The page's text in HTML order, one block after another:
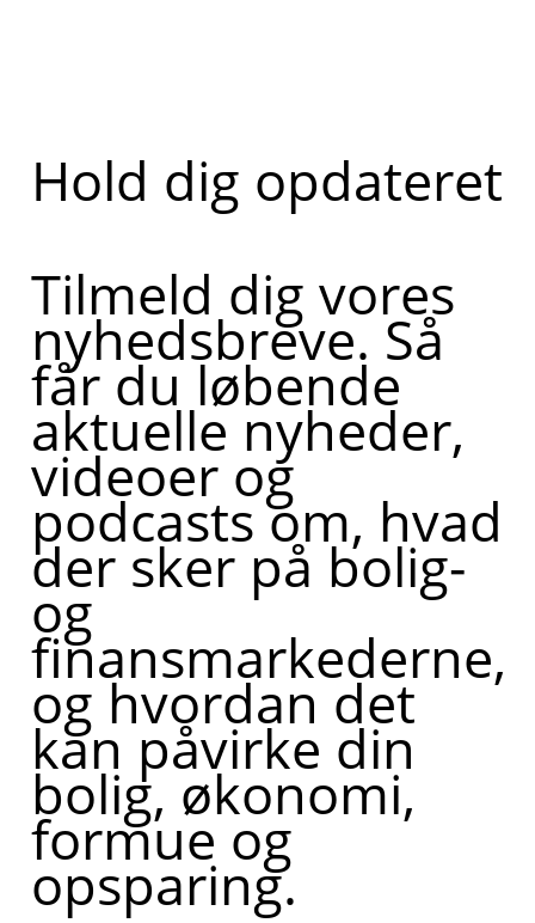
Hold dig opdateret
Tilmeld dig vores
nyhedsbreve. Så
får du løbende
aktuelle nyheder,
videoer og
podcasts om, hvad
der sker på bolig-
og
finansmarkederne,
og hvordan det
kan påvirke din
bolig, økonomi,
formue og
opsparing.